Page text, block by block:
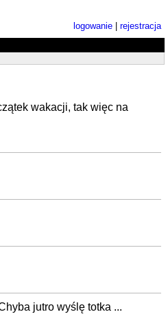
logowanie
rejestracja
wakacji, tak więc na
jutro wyślę totka ...